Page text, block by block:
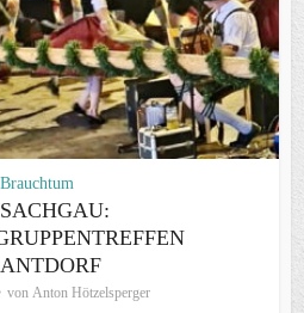
Brauchtum
von Anton Hötzelsperger